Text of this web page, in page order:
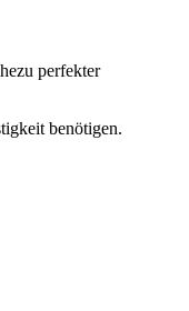
perfekter
benötigen.